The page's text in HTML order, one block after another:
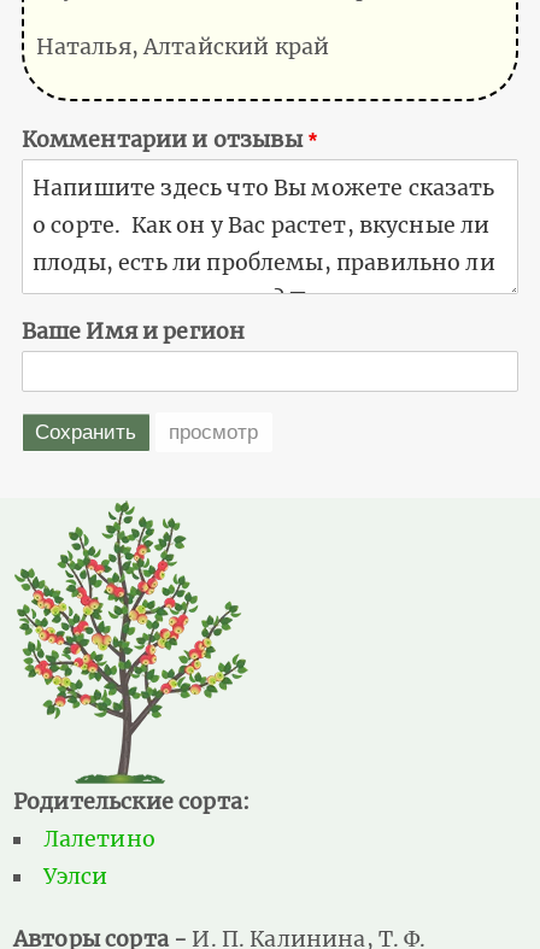
Наталья, Алтайский край
Комментарии и отзывы
Ваше Имя и регион
Родительские сорта:
Лалетино
Уэлси
Авторы сорта - И. П. Калинина, Т. Ф.